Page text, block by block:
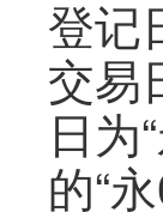
登记
交易
日为
的“